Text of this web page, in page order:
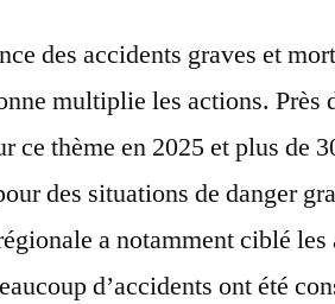
des accidents graves et
multiplie les actions. Près
ce thème en 2025 et plus de
des situations de danger
a notamment ciblé les
d’accidents ont été